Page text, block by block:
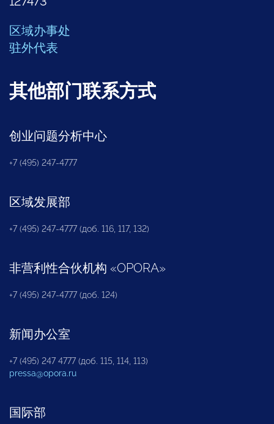
区域办事处
驻外代表
其他部门联系方式
创业问题分析中心
+7 (495) 247-4777
区域发展部
+7 (495) 247-4777 (доб. 116, 117, 132)
非营利性合伙机构 «OPORA»
+7 (495) 247-4777 (доб. 124)
新闻办公室
+7 (495) 247 4777 (доб. 115, 114, 113)
pressa@opora.ru
国际部